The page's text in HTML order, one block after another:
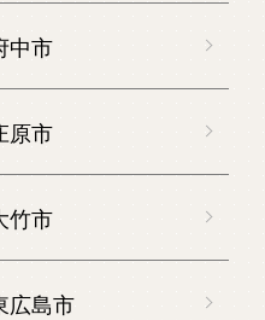
中市
原市
竹市
広島市